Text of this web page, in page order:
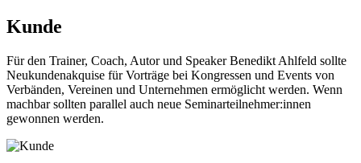
Kunde
Für den Trainer, Coach, Autor und Speaker Benedikt Ahlfeld sollte
Neukundenakquise für Vorträge bei Kongressen und Events von
Verbänden, Vereinen und Unternehmen ermöglicht werden. Wenn
machbar sollten parallel auch neue Seminarteilnehmer:innen
gewonnen werden.